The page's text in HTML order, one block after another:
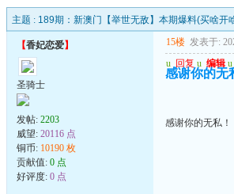
主题 : 189期：新澳门【举世无敌】本期爆料(买啥开
【香妃恋爱】
圣骑士
发帖: 2203
威望: 20116 点
铜币: 10190 枚
贡献值: 0 点
好评度: 0 点
15楼 发表于:
u 回复 u 编辑 u
感谢你的无
感谢你的无私！